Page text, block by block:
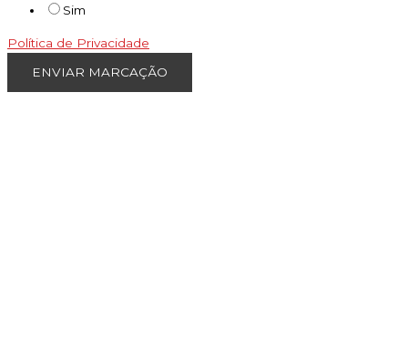
Sim
Política de Privacidade
ENVIAR MARCAÇÃO